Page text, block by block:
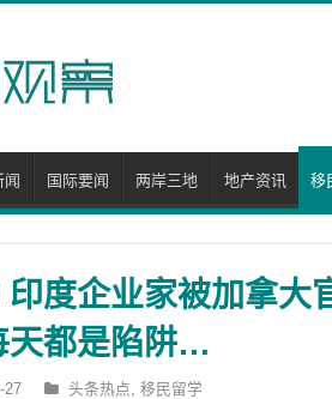
闻 国际要闻 两岸三地 地产资讯 移
印度企业家被加拿大
天都是陷阱…
27 头条热点, 移民留学